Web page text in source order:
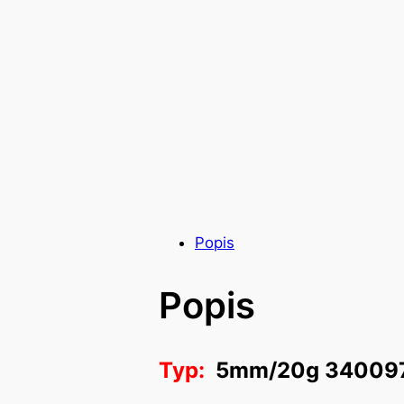
Popis
Popis
Typ: 5mm/20g